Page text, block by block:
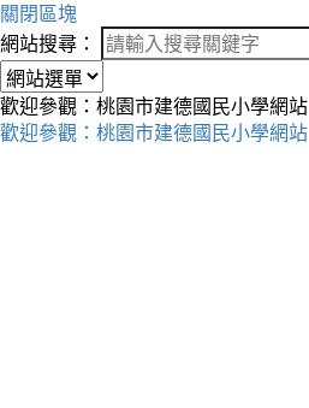
關閉區塊
網站搜尋：
歡迎參觀：桃園市建德國民小學網站
歡迎參觀：桃園市建德國民小學網站